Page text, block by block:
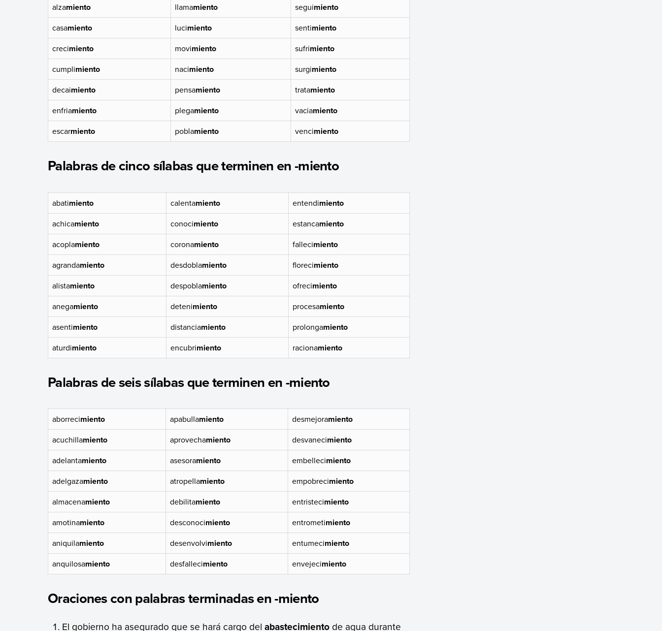
alzamiento llamamiento seguimiento
casamiento lucimiento sentimiento
crecimiento movimiento sufrimiento
cumplimiento nacimiento surgimiento
decaimiento pensamiento tratamiento
enfriamiento plegamiento vaciamiento
escarmiento poblamiento vencimiento
Palabras de cinco sílabas que terminen en -miento
abatimiento calentamiento entendimiento
achicamiento conocimiento estancamiento
acoplamiento coronamiento fallecimiento
agrandamiento desdoblamiento florecimiento
alistamiento despoblamiento ofrecimiento
anegamiento detenimiento procesamiento
asentimiento distanciamiento prolongamiento
aturdimiento encubrimiento racionamiento
Palabras de seis sílabas que terminen en -miento
aborrecimiento apabullamiento desmejoramiento
acuchillamiento aprovechamiento desvanecimiento
adelantamiento asesoramiento embellecimiento
adelgazamiento atropellamiento empobrecimiento
almacenamiento debilitamiento entristecimiento
amotinamiento desconocimiento entrometimiento
aniquilamiento desenvolvimiento entumecimiento
anquilosamiento desfallecimiento envejecimiento
Oraciones con palabras terminadas en -miento
El gobierno ha asegurado que se hará cargo delabastecimiento de agua durante